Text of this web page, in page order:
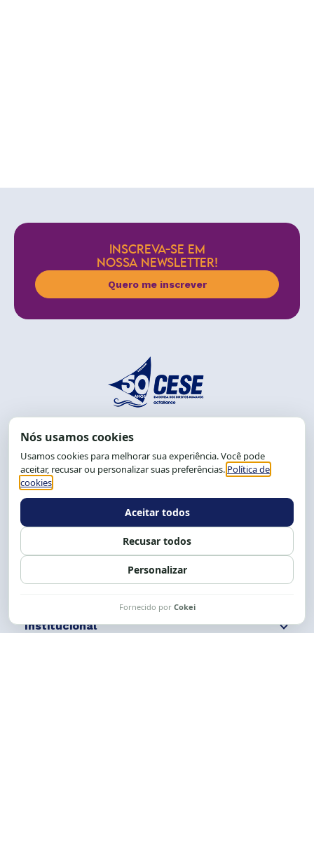
INSCREVA-SE EM
NOSSA NEWSLETTER!
Quero me inscrever
End.: R. da Graça, 150. Graça
CEP: 40.150-055
Salvador-BA, Brasil.
Tel.: (71) 2104-5457, Cel.: (71) 9 9239-2104 ou 2105
Expediente: 8h às 12h e 13 às 17h.
Siga nossas redes Fale conosco
Institucional